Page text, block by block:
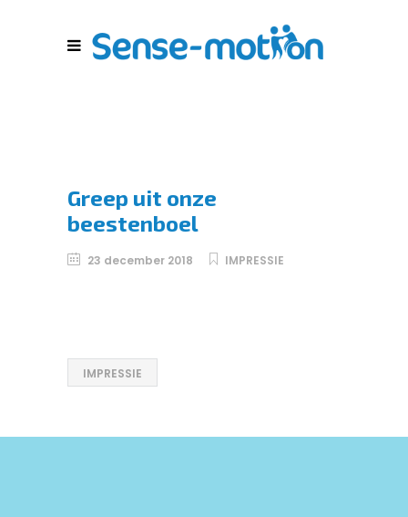
Greep uit onze
beestenboel
23 december 2018 IMPRESSIE
IMPRESSIE